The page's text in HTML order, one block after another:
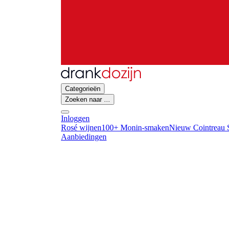
Categorieën
Zoeken naar ...
Inloggen
Rosé wijnen100+ Monin-smakenNieuw Cointreau
Aanbiedingen